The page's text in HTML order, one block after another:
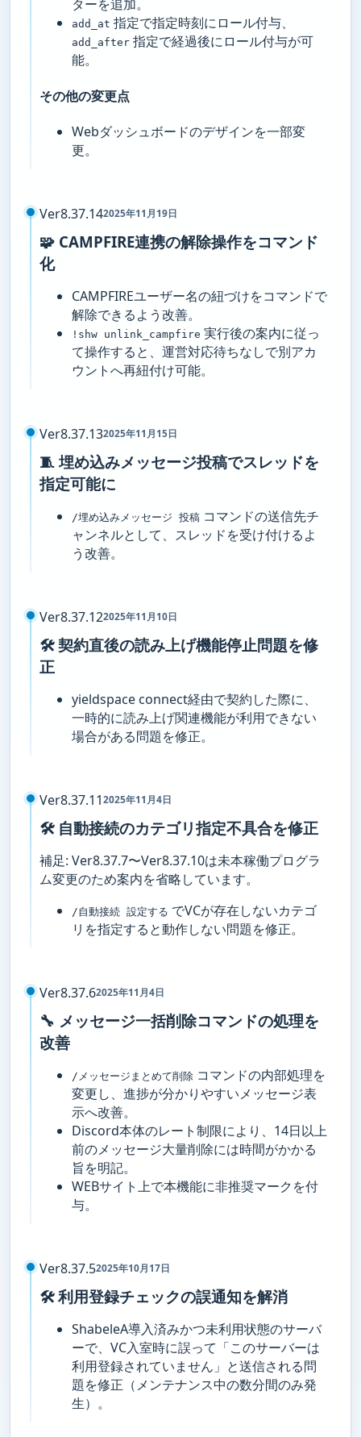
ターを追加。
add_at 指定で指定時刻にロール付与、
add_after 指定で経過後にロール付与が可
能。
その他の変更点
Webダッシュボードのデザインを一部変
更。
Ver8.37.142025年11月19日
🧩 CAMPFIRE連携の解除操作をコマンド
化
CAMPFIREユーザー名の紐づけをコマンドで
解除できるよう改善。
!shw unlink_campfire 実行後の案内に従っ
て操作すると、運営対応待ちなしで別アカ
ウントへ再紐付け可能。
Ver8.37.132025年11月15日
🧵 埋め込みメッセージ投稿でスレッドを
指定可能に
/埋め込みメッセージ 投稿 コマンドの送信先チ
ャンネルとして、スレッドを受け付けるよ
う改善。
Ver8.37.122025年11月10日
🛠️ 契約直後の読み上げ機能停止問題を修
正
yieldspace connect経由で契約した際に、
一時的に読み上げ関連機能が利用できない
場合がある問題を修正。
Ver8.37.112025年11月4日
🛠️ 自動接続のカテゴリ指定不具合を修正
補足: Ver8.37.7〜Ver8.37.10は未本稼働プログラ
ム変更のため案内を省略しています。
/自動接続 設定する でVCが存在しないカテゴ
リを指定すると動作しない問題を修正。
Ver8.37.62025年11月4日
🔧 メッセージ一括削除コマンドの処理を
改善
/メッセージまとめて削除 コマンドの内部処理を
変更し、進捗が分かりやすいメッセージ表
示へ改善。
Discord本体のレート制限により、14日以上
前のメッセージ大量削除には時間がかかる
旨を明記。
WEBサイト上で本機能に非推奨マークを付
与。
Ver8.37.52025年10月17日
🛠️ 利用登録チェックの誤通知を解消
ShabeleA導入済みかつ未利用状態のサーバ
ーで、VC入室時に誤って「このサーバーは
利用登録されていません」と送信される問
題を修正（メンテナンス中の数分間のみ発
生）。